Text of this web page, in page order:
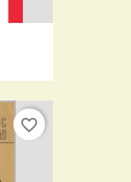
favorite_border